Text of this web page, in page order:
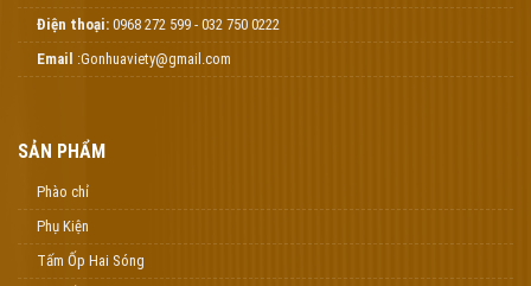
Điện thoại: 0968 272 599 - 032 750 0222
Email :Gonhuaviety@gmail.com
SẢN PHẨM
Phào chỉ
Phụ Kiện
Tấm Ốp Hai Sóng